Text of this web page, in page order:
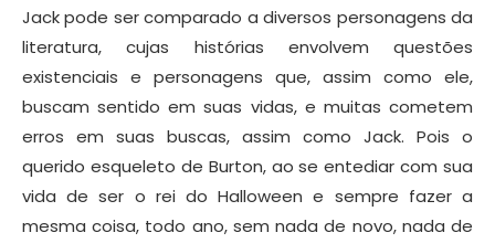
Jack pode ser comparado a diversos personagens da
literatura, cujas histórias envolvem questões
existenciais e personagens que, assim como ele,
buscam sentido em suas vidas, e muitas cometem
erros em suas buscas, assim como Jack. Pois o
querido esqueleto de Burton, ao se entediar com sua
vida de ser o rei do Halloween e sempre fazer a
mesma coisa, todo ano, sem nada de novo, nada de